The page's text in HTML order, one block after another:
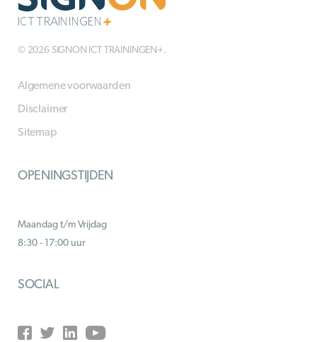
© 2026 SIGNON ICT TRAININGEN+.
Algemene voorwaarden
Disclaimer
Sitemap
OPENINGSTIJDEN
Maandag t/m Vrijdag
8:30 - 17:00 uur
SOCIAL